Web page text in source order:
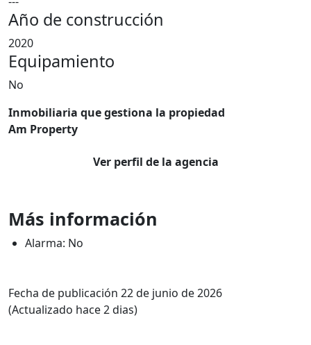
Año de construcción
2020
Equipamiento
No
Inmobiliaria que gestiona la propiedad
Am Property
Ver perfil de la agencia
Más información
Alarma: No
Fecha de publicación 22 de junio de 2026
(Actualizado hace 2 dias)